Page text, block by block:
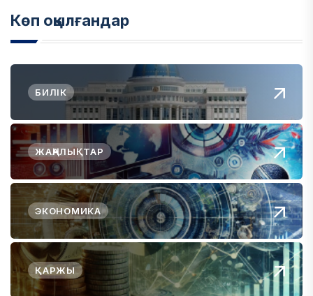
Көп оқылғандар
БИЛІК
ЖАҢАЛЫҚТАР
ЭКОНОМИКА
ҚАРЖЫ